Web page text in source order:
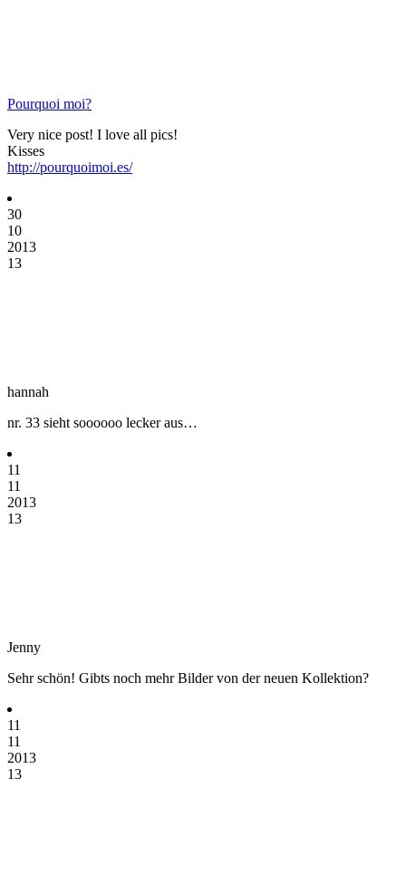
Pourquoi moi?
Very nice post! I love all pics!
Kisses
http://pourquoimoi.es/
30
10
2013
13
hannah
nr. 33 sieht soooooo lecker aus…
11
11
2013
13
Jenny
Sehr schön! Gibts noch mehr Bilder von der neuen Kollektion?
11
11
2013
13